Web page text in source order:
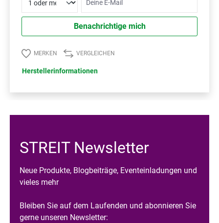
Benachrichtige mich
MERKEN VERGLEICHEN
Herstellerinformationen
STREIT Newsletter
Neue Produkte, Blogbeiträge, Eventeinladungen und
vieles mehr
Bleiben Sie auf dem Laufenden und abonnieren Sie
gerne unseren Newsletter: